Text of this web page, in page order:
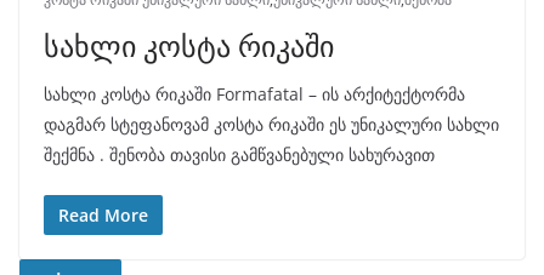
სახლი კოსტა რიკაში
სახლი კოსტა რიკაში Formafatal – ის არქიტექტორმა
დაგმარ სტეფანოვამ კოსტა რიკაში ეს უნიკალური სახლი
შექმნა . შენობა თავისი გამწვანებული სახურავით
Read More